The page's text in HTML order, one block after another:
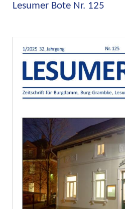
Lesumer Bote Nr. 125